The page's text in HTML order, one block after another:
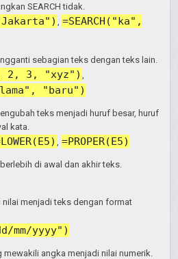
SEARCH tidak.
=SEARCH("ka",
sebagian teks dengan teks lain.
2, 3, "xyz")
"lama", "baru")
teks menjadi huruf besar, huruf
kata.
=PROPER(E5)
di awal dan akhir teks.
nilai menjadi teks dengan format
mm/yyyy")
mewakili angka menjadi nilai numerik.